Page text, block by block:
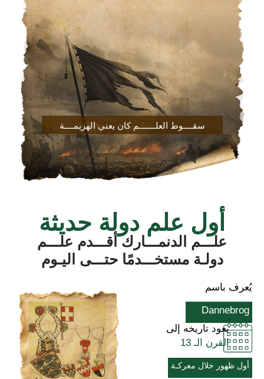
سقــــوط العلـــــــم كان يعني الهزيمــــة
أول علم دولة حديثة
علـــم الدنمـــارك أقـــدم علـــم
دولـة مستخـــدمًا حتـــى اليـوم
يُعرف باسم
Dannebrog
يعود تاريخه إلى
القرن الـ 13
أول ظهور خلال معركـة